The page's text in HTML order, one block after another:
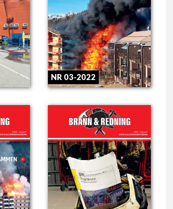
NR 03-2022